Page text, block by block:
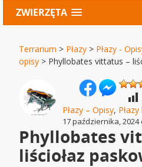
ZWIERZĘTA
Terrarium > Płazy > Płazy -
opisy > Phyllobates vittatus –
Płazy – Opisy,
17 października, 2024
Phyllobates
liściołaz